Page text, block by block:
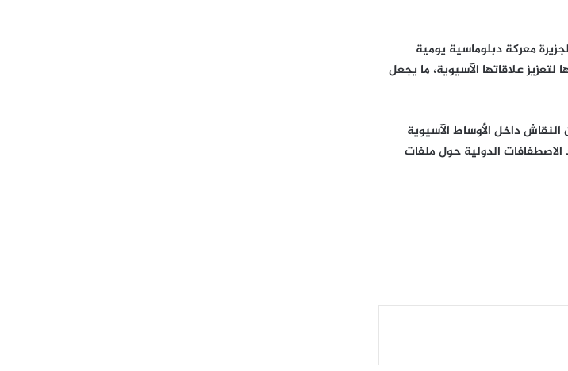
معركة دبلوماسية يومية
علاقاتها الآسيوية، ما يجعل
داخل الأوساط الآسيوية
الدولية حول ملفات